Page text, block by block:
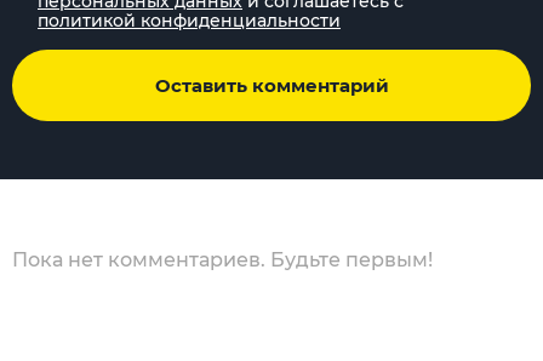
политикой конфиденциальности
Оставить комментарий
Пока нет комментариев. Будьте первым!